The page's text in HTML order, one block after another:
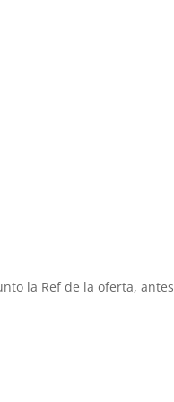
la Ref de la oferta,